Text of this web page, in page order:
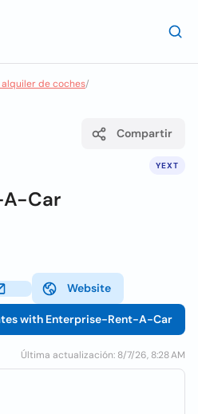
alquiler de coches/
YEXT
Compartir
A-Car
Website
with Enterprise-Rent-A-Car
Última actualización: 8/7/26, 8:28 AM